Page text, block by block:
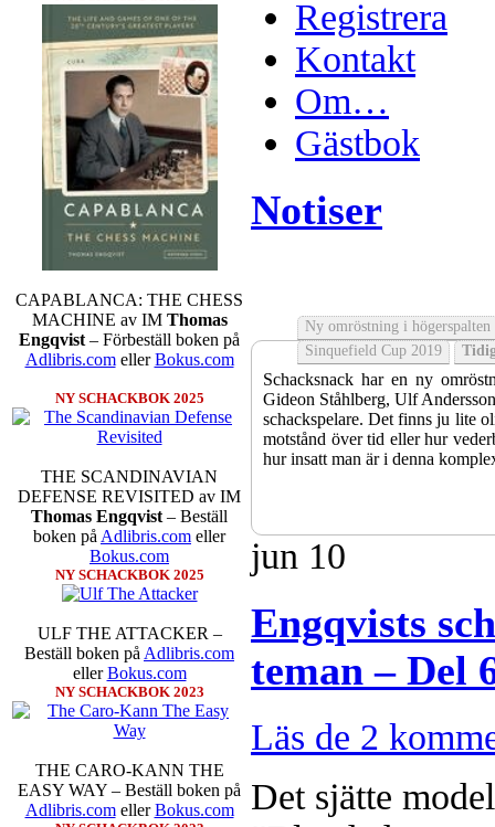
CAPABLANCA: THE CHESS
MACHINE av IM Thomas
Engqvist – Förbeställ boken på
Adlibris.comellerBokus.com
NY SCHACKBOK 2025
THE SCANDINAVIAN
DEFENSE REVISITED av IM
Thomas Engqvist – Beställ
boken på Adlibris.com eller
Bokus.com
NY SCHACKBOK 2025
ULF THE ATTACKER –
Beställ boken på Adlibris.com
ellerBokus.com
NY SCHACKBOK 2023
THE CARO-KANN THE
EASY WAY – Beställ boken på
Adlibris.comellerBokus.com
Registrera
Kontakt
Om…
Gästbok
Notiser
Ny omröstning i högerspalten
Sinquefield Cup 2019
Schacksnack har en ny
Gideon Ståhlberg, Ulf
schackspelare. Det finns ju lite
motstånd över tid eller hur
hur insatt man är i denna
kämpar om
Min Seo, GM Erik Blomqvist,
vem helst kan ta hem segern
SM-sammanhang brukar
jun 10
Engqvists
teman – Del
Läs de 2
Det sjätte